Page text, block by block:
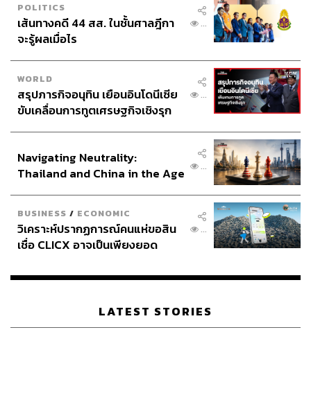
POLITICS
เส้นทางคดี 44 สส. ในชั้นศาลฎีกา
จะรู้ผลเมื่อไร
...
WORLD
สรุปภารกิจอนุทิน เยือนอินโดนีเซีย
ขับเคลื่อนการทูตเศรษฐกิจเชิงรุก
...
Navigating Neutrality:
Thailand and China in the Age
...
BUSINESS / ECONOMIC
วิเคราะห์ปรากฏการณ์คนแห่ขอสิน
เชื่อ CLICX อาจเป็นเพียงยอด
เรือนไทยที่ถูกซุกไว้
...
LATEST STORIES